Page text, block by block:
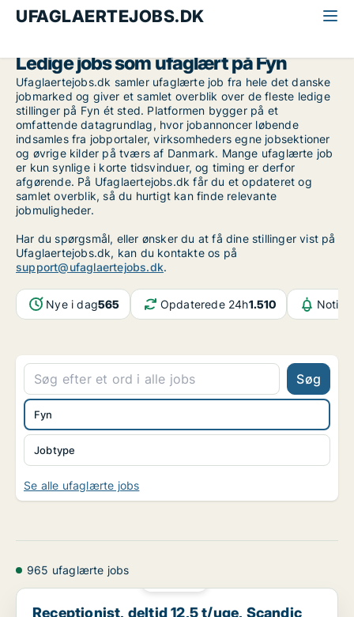
UFAGLAERTEJOBS.DK
Ledige jobs som ufaglært på Fyn
Ufaglaertejobs.dk samler ufaglærte job fra hele det danske
jobmarked og giver et samlet overblik over de fleste ledige
stillinger på Fyn ét sted. Platformen bygger på et
omfattende datagrundlag, hvor jobannoncer løbende
indsamles fra jobportaler, virksomheders egne jobsektioner
og øvrige kilder på tværs af Danmark. Mange ufaglærte job
er kun synlige i korte tidsvinduer, og timing er derfor
afgørende. På Ufaglaertejobs.dk får du et opdateret og
samlet overblik, så du hurtigt kan finde relevante
jobmuligheder.
Har du spørgsmål, eller ønsker du at få dine stillinger vist på
Ufaglaertejobs.dk, kan du kontakte os på
support@ufaglaertejobs.dk.
Nye i dag565 Opdaterede 24h1.510
Søg
Jobtype
Fyn
Se alle ufaglærte jobs
965 ufaglærte jobs
Receptionist, deltid 12,5 t/uge, Scandic Odense
Receptionist, deltid 12,5 t/uge, Scandic